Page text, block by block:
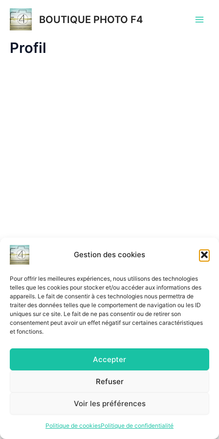
Gestion des cookies
Pour offrir les meilleures expériences, nous utilisons des technologies
telles que les cookies pour stocker et/ou accéder aux informations des
appareils. Le fait de consentir à ces technologies nous permettra de
traiter des données telles que le comportement de navigation ou les ID
uniques sur ce site. Le fait de ne pas consentir ou de retirer son
consentement peut avoir un effet négatif sur certaines caractéristiques
et fonctions.
Accepter
Refuser
Voir les préférences
Politique de cookiesPolitique de confidentialité
contenu
BOUTIQUE PHOTO F4
Profil
Mentions légales|Politique de confidentialité|Conditions générales